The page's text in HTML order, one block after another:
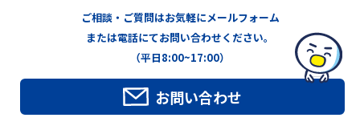
ご相談・ご質問はお気軽にメールフォーム
または電話にてお問い合わせください。
（平日8:00~17:00）
お問い合わせ